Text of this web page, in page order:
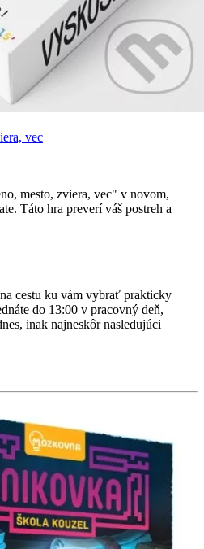
vec
mesto, zviera, vec" v novom,
Táto hra preverí váš postreh a
cestu ku vám vybrať prakticky
do 13:00 v pracovný deň,
inak najneskôr nasledujúci